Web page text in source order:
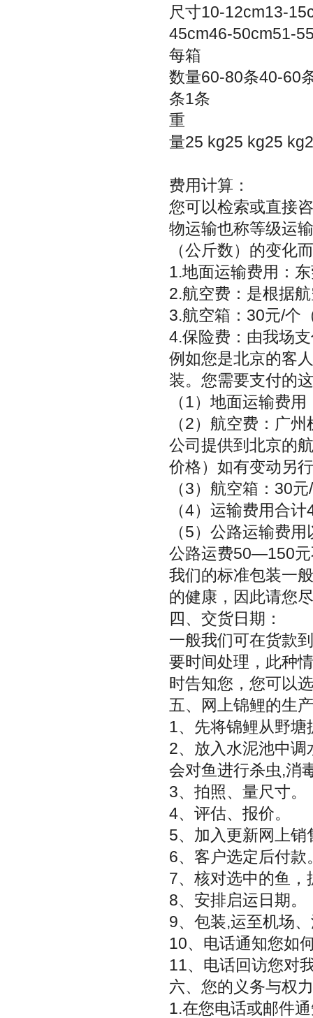
尺寸10-12cm13-
45cm46-50cm51-
每箱
数量60-80条40-60
条1条
重
量25 kg25 kg25
费用计算：
您可以检索或直接
物运输也称等级运
（公斤数）的变化
1.地面运输费用：
2.航空费：是根据
3.航空箱：30元/个
4.保险费：由我场
例如您是北京的客
装。您需要支付的
（1）地面运输费
（2）航空费：广
公司提供到北京的
价格）如有变动另
（3）航空箱：30
（4）运输费用合
（5）公路运输费
公路运费50—150元
我们的标准包装一
的健康，因此请您
四、交货日期：
一般我们可在货款
要时间处理，此种
时告知您，您可以
五、网上锦鲤的生
1、先将锦鲤从野塘
2、放入水泥池中
会对鱼进行杀虫,消
3、拍照、量尺寸。
4、评估、报价。
5、加入更新网上销
6、客户选定后付款
7、核对选中的鱼
8、安排启运日期。
9、包装,运至机场
10、电话通知您如
11、电话回访您对
六、您的义务与权
1.在您电话或邮件